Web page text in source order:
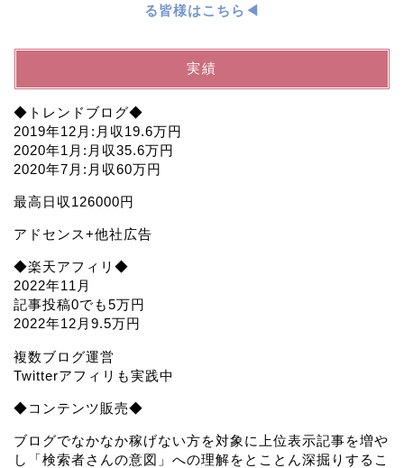
る皆様はこちら◀︎
実績
◆トレンドブログ◆
2019年12月:月収19.6万円
2020年1月:月収35.6万円
2020年7月:月収60万円
最高日収126000円
アドセンス+他社広告
◆楽天アフィリ◆
2022年11月
記事投稿0でも5万円
2022年12月9.5万円
複数ブログ運営
Twitterアフィリも実践中
◆コンテンツ販売◆
ブログでなかなか稼げない方を対象に上位表示記事を増や
し「検索者さんの意図」への理解をとことん深掘りするこ